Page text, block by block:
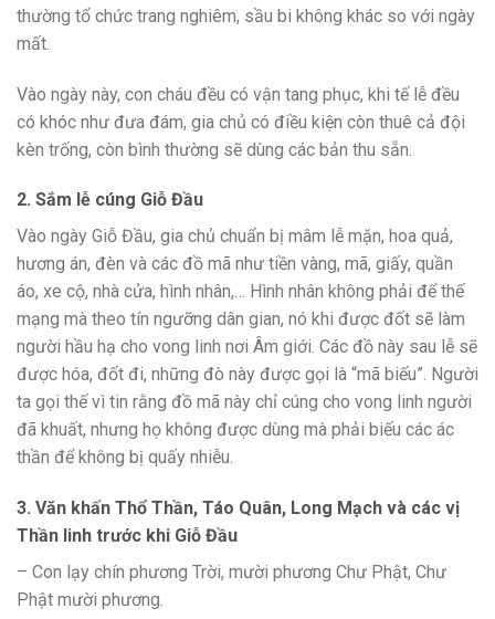
thường tổ chức trang nghiêm, sầu bi không khác so với ngày
mất.
Vào ngày này, con cháu đều có vận tang phục, khi tế lễ đều
có khóc như đưa đám, gia chủ có điều kiện còn thuê cả đội
kèn trống, còn bình thường sẽ dùng các bản thu sẵn.
2. Sắm lễ cúng Giỗ Đầu
Vào ngày Giỗ Đầu, gia chủ chuẩn bị mâm lễ mặn, hoa quả,
hương án, đèn và các đồ mã như tiền vàng, mã, giấy, quần
áo, xe cộ, nhà cửa, hình nhân,… Hình nhân không phải để thế
mạng mà theo tín ngưỡng dân gian, nó khi được đốt sẽ làm
người hầu hạ cho vong linh nơi Âm giới. Các đồ này sau lễ sẽ
được hóa, đốt đi, những đò này được gọi là “mã biếu”. Người
ta gọi thế vì tin rằng đồ mã này chỉ cúng cho vong linh người
đã khuất, nhưng họ không được dùng mà phải biếu các ác
thần để không bị quấy nhiễu.
3. Văn khấn Thổ Thần, Táo Quân, Long Mạch và các vị
Thần linh trước khi Giỗ Đầu
– Con lạy chín phương Trời, mười phương Chư Phật, Chư
Phật mười phương.